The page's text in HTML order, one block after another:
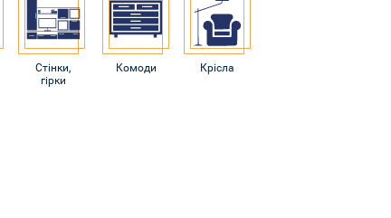
Стінки,
гірки
Комоди Крісла